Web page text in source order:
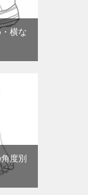
横な
度別